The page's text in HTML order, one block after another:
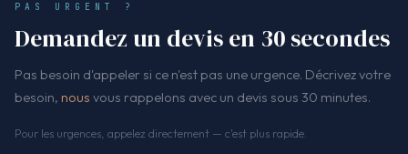
PAS URGENT ?
Demandez un devis en 30 secondes
Pas besoin d'appeler si ce n'est pas une urgence. Décrivez votre
besoin, nous vous rappelons avec un devis sous 30 minutes.
Pour les urgences, appelez directement — c'est plus rapide.